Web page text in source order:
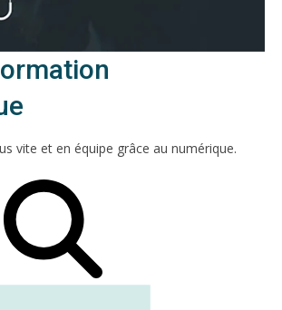
vite et en équipe grâce au numérique.